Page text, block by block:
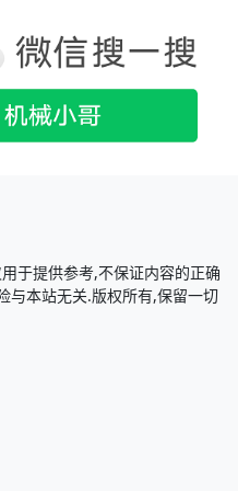
于提供参考,不保证内容的正确
与本站无关.版权所有,保留一切